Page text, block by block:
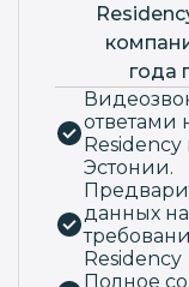
года
ответами
Эстонии.
данных на
Residency
Полное